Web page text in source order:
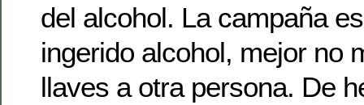
del alcohol. La campaña
ingerido alcohol, mejor no
llaves a otra persona. De